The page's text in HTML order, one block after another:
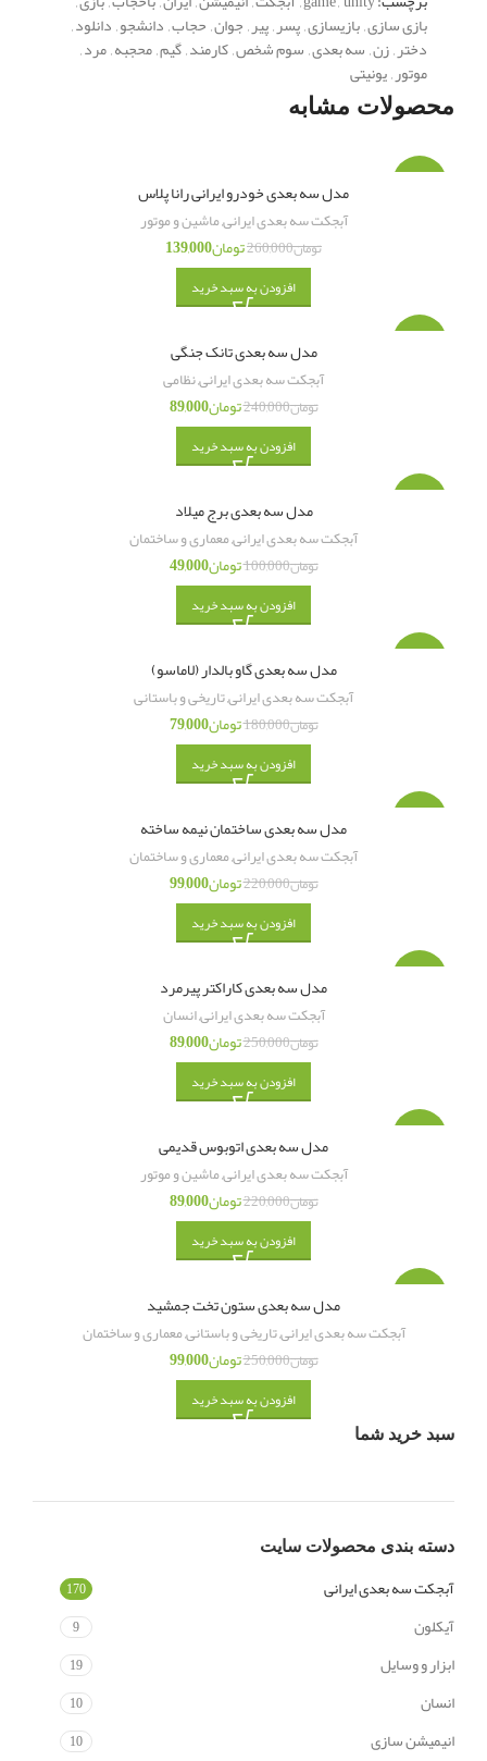
بازی سازی,بازیسازی,پسر,پیر,جوان,حجاب,دانشجو,دانلود,
دختر,زن,سه بعدی,سوم شخص,کارمند,گیم,محجبه,مرد,
موتور,یونیتی
محصولات مشابه
-47% مدل سه بعدی خودرو ایرانی رانا پلاس
آبجکت سه بعدی ایرانی,ماشین و موتور
تومان260,000تومان139,000
افزودن به سبد خرید
-63% مدل سه بعدی تانک جنگی
آبجکت سه بعدی ایرانی,نظامی
تومان240,000تومان89,000
افزودن به سبد خرید
-51% مدل سه بعدی برج میلاد
آبجکت سه بعدی ایرانی,معماری و ساختمان
تومان100,000تومان49,000
افزودن به سبد خرید
-56% مدل سه بعدی گاو بالدار (لاماسو)
آبجکت سه بعدی ایرانی,تاریخی و باستانی
تومان180,000تومان79,000
افزودن به سبد خرید
-55% مدل سه بعدی ساختمان نیمه ساخته
آبجکت سه بعدی ایرانی,معماری و ساختمان
تومان220,000تومان99,000
افزودن به سبد خرید
-64% مدل سه بعدی کاراکتر پیرمرد
آبجکت سه بعدی ایرانی,انسان
تومان250,000تومان89,000
افزودن به سبد خرید
-60% مدل سه بعدی اتوبوس قدیمی
آبجکت سه بعدی ایرانی,ماشین و موتور
تومان220,000تومان89,000
افزودن به سبد خرید
-60% مدل سه بعدی ستون تخت جمشید
آبجکت سه بعدی ایرانی,تاریخی و باستانی,معماری و ساختمان
تومان250,000تومان99,000
افزودن به سبد خرید
سبد خرید شما
دسته‌ بندی محصولات سایت
آبجکت سه بعدی ایرانی 170
آیکلون 9
ابزار و وسایل 19
انسان 10
انیمیشن سازی 10